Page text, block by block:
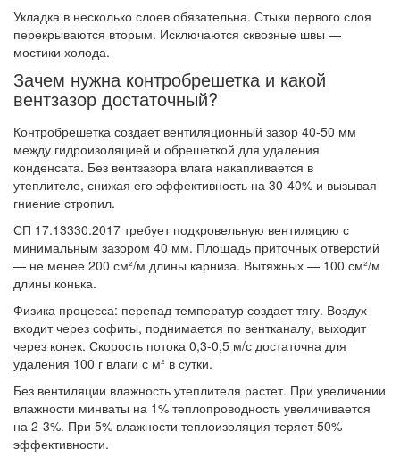
Укладка в несколько слоев обязательна. Стыки первого слоя
перекрываются вторым. Исключаются сквозные швы —
мостики холода.
Зачем нужна контробрешетка и какой
вентзазор достаточный?
Контробрешетка создает вентиляционный зазор 40-50 мм
между гидроизоляцией и обрешеткой для удаления
конденсата. Без вентзазора влага накапливается в
утеплителе, снижая его эффективность на 30-40% и вызывая
гниение стропил.
СП 17.13330.2017 требует подкровельную вентиляцию с
минимальным зазором 40 мм. Площадь приточных отверстий
— не менее 200 см²/м длины карниза. Вытяжных — 100 см²/м
длины конька.
Физика процесса: перепад температур создает тягу. Воздух
входит через софиты, поднимается по вентканалу, выходит
через конек. Скорость потока 0,3-0,5 м/с достаточна для
удаления 100 г влаги с м² в сутки.
Без вентиляции влажность утеплителя растет. При увеличении
влажности минваты на 1% теплопроводность увеличивается
на 2-3%. При 5% влажности теплоизоляция теряет 50%
эффективности.